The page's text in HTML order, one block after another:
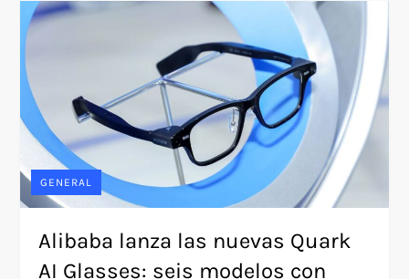
GENERAL
Alibaba lanza las nuevas Quark
AI Glasses: seis modelos con